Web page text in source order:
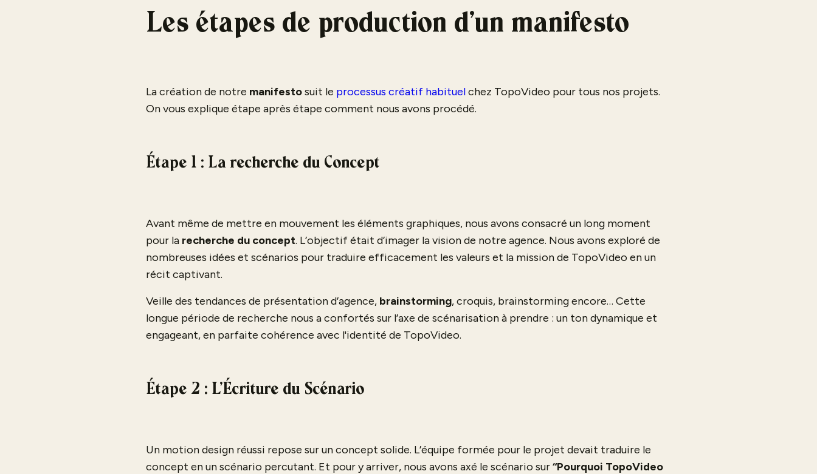
Les étapes de production d’un manifesto
La création de notre manifestosuit le processus créatif habituelchez TopoVideo pour tous nos projets.
On vous explique étape après étape comment nous avons procédé.
Étape 1 : La recherche du Concept
Avant même de mettre en mouvement les éléments graphiques, nous avons consacré un long moment
pour la recherche du concept. L’objectif était d’imager la vision de notre agence. Nous avons exploré de
nombreuses idées et scénarios pour traduire efficacement les valeurs et la mission de TopoVideo en un
récit captivant.
Veille des tendances de présentation d’agence, brainstorming, croquis, brainstorming encore… Cette
longue période de recherche nous a confortés sur l’axe de scénarisation à prendre : un ton dynamique et
engageant, en parfaite cohérence avec l'identité de TopoVideo.
Étape 2 : L'Écriture du Scénario
Un motion design réussi repose sur un concept solide. L’équipe formée pour le projet devait traduire le
concept en un scénario percutant. Et pour y arriver, nous avons axé le scénario sur“Pourquoi TopoVideo